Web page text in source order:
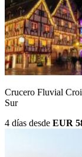
Crucero Fluvial
Sur
4 días desde EUR